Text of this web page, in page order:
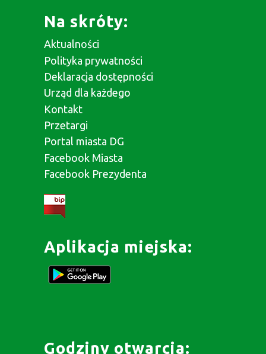
Na skróty:
Aktualności
Polityka prywatności
Deklaracja dostępności
Urząd dla każdego
Kontakt
Przetargi
Portal miasta DG
Facebook Miasta
Facebook Prezydenta
Aplikacja miejska:
Godziny otwarcia: